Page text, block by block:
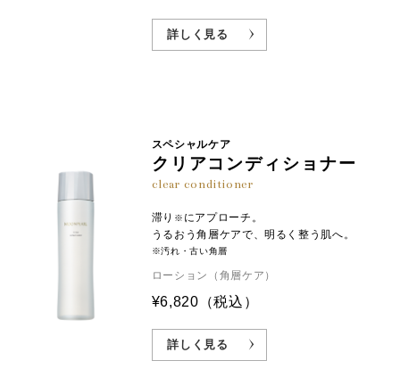
詳しく見る
スペシャルケア
クリアコンディショナー
clear conditioner
滞り ※ にアプローチ。
うるおう角層ケアで、明るく整う肌へ。
※汚れ・古い角層
ローション（角層ケア）
¥6,820 （税込）
詳しく見る